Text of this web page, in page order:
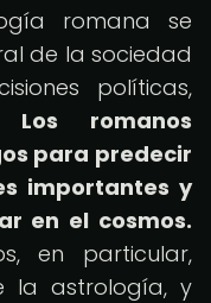
romana se
de la sociedad
políticas,
Los romanos
para predecir
importantes y
en el cosmos.
en particular,
la astrología, y